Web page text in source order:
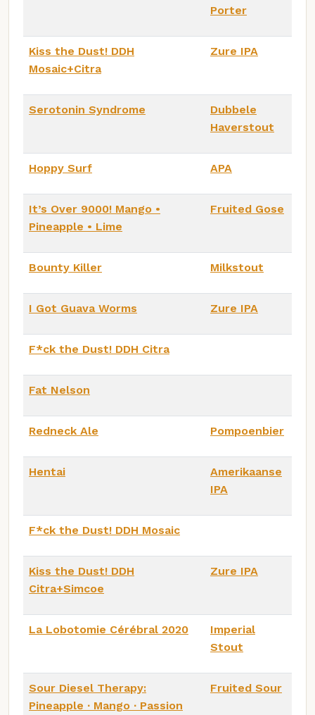
Porter
Kiss the Dust! DDH
Mosaic+Citra
Zure IPA
Serotonin Syndrome
Dubbele
Haverstout
Hoppy Surf APA
It’s Over 9000! Mango •
Pineapple • Lime
Fruited Gose
Bounty Killer Milkstout
I Got Guava Worms Zure IPA
F*ck the Dust! DDH Citra
Fat Nelson
Redneck Ale Pompoenbier
Hentai
Amerikaanse
IPA
F*ck the Dust! DDH Mosaic
Kiss the Dust! DDH
Citra+Simcoe
Zure IPA
La Lobotomie Cérébral 2020
Imperial
Stout
Sour Diesel Therapy:
Pineapple ∙ Mango ∙ Passion
Fruited Sour